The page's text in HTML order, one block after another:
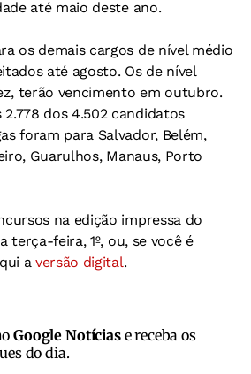
até maio deste ano.
os demais cargos de nível médio
até agosto. Os de nível
terão vencimento em outubro.
dos 4.502 candidatos
foram para Salvador, Belém,
Guarulhos, Manaus, Porto
na edição impressa do
terça-feira, 1º, ou, se você é
a versão digital.
Google Notíciase receba os
do dia.